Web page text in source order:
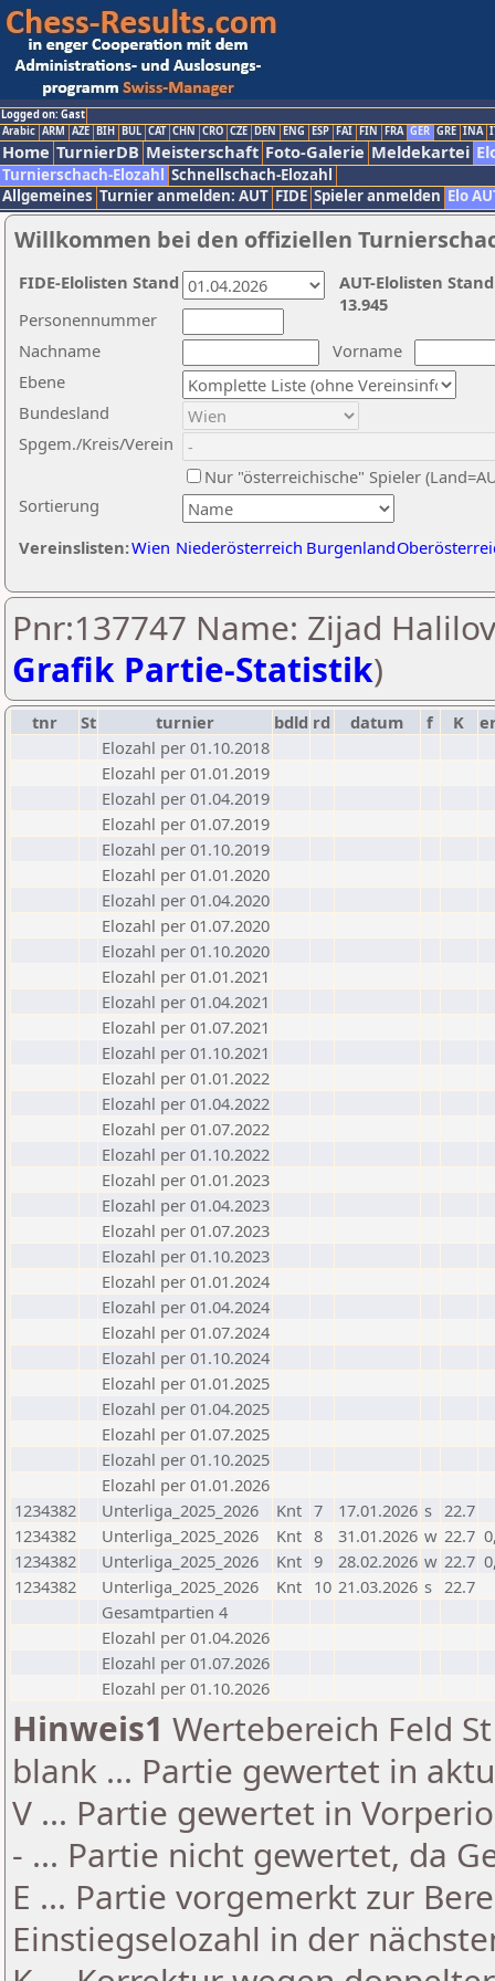
Logged on: Gast
Arabic ARM AZE BIH BUL CAT CHN CRO CZE DEN ENG ESP FAI FIN FRA GER GRE INA
Home TurnierDB Meisterschaft Foto-Galerie Meldekartei
Turnierschach-Elozahl Schnellschach-Elozahl
Allgemeines Turnier anmelden: AUT FIDE Spieler anmelden Elo
Willkommen bei den offiziellen
Nachname
Vorname
Ebene
Sortierung
Personennummer
Bundesland
Spgem./Kreis/Verein
Nur "österreichische" Spieler
Vereinslisten:Wien Niederösterreich Burgenland
AUT-Elolisten
13.945
FIDE-Elolisten Stand
Pnr:137747 Name: Zijad
Grafik Partie-Statistik)
tnr St turnier bdld rd datum f K
Elozahl per 01.10.2018
Elozahl per 01.01.2019
Elozahl per 01.04.2019
Elozahl per 01.07.2019
Elozahl per 01.10.2019
Elozahl per 01.01.2020
Elozahl per 01.04.2020
Elozahl per 01.07.2020
Elozahl per 01.10.2020
Elozahl per 01.01.2021
Elozahl per 01.04.2021
Elozahl per 01.07.2021
Elozahl per 01.10.2021
Elozahl per 01.01.2022
Elozahl per 01.04.2022
Elozahl per 01.07.2022
Elozahl per 01.10.2022
Elozahl per 01.01.2023
Elozahl per 01.04.2023
Elozahl per 01.07.2023
Elozahl per 01.10.2023
Elozahl per 01.01.2024
Elozahl per 01.04.2024
Elozahl per 01.07.2024
Elozahl per 01.10.2024
Elozahl per 01.01.2025
Elozahl per 01.04.2025
Elozahl per 01.07.2025
Elozahl per 01.10.2025
Elozahl per 01.01.2026
1234382
Unterliga_2025_2026 Knt 7 17.01.2026 s 22.7
1234382
Unterliga_2025_2026 Knt 8 31.01.2026 w 22.7
1234382
Unterliga_2025_2026 Knt 9 28.02.2026 w 22.7
1234382
Unterliga_2025_2026 Knt 10 21.03.2026 s 22.7
Gesamtpartien 4
Elozahl per 01.04.2026
Elozahl per 01.07.2026
Elozahl per 01.10.2026
Hinweis1 Wertebereich Feld
blank ... Partie gewertet in
V ... Partie gewertet in
- ... Partie nicht gewertet, da
E ... Partie vorgemerkt zur
Einstiegselozahl in der